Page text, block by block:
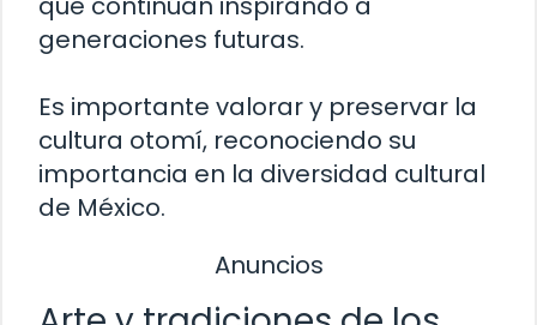
generaciones futuras.
Es importante valorar y preservar la
cultura otomí, reconociendo su
importancia en la diversidad cultural
de México.
Anuncios